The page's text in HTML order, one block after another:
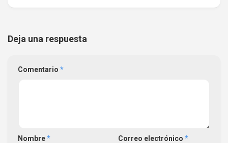
Deja una respuesta
Comentario *
Nombre* Correo electrónico *